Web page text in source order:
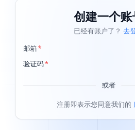
创建一个
已经有账户了？ 去
邮箱
验证码
或者
注册即表示您同意我们的